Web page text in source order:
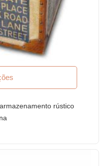
rústico